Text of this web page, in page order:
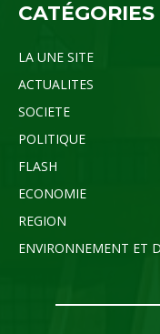
LA UNE SITE
ACTUALITES
SOCIETE
POLITIQUE
FLASH
ECONOMIE
REGION
ENVIRONNEMENT ET